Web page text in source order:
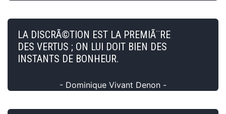
LA DISCRÃ©TION EST LA PREMIÃ¨RE
DES VERTUS ; ON LUI DOIT BIEN DES
INSTANTS DE BONHEUR.
- Dominique Vivant Denon -